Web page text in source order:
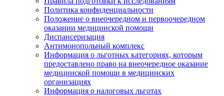
Политика конфиденциальности
Положение о внеочередном и первоочередном
оказании медицинской помощи
Диспансеризация
Антимонопольный комплекс
Информация о льготных категориях, которым
предоставлено право на внеочередное оказание
медицинской помощи в медицинских
организациях
Информация о налоговых льготах